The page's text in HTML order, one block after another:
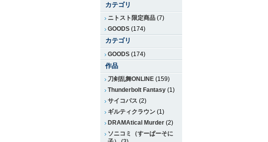
カテゴリ
ニトスト限定商品 (7)
GOODS (174)
カテゴリ
GOODS (174)
作品
刀剣乱舞ONLINE (159)
Thunderbolt Fantasy (1)
サイコパス (2)
ギルティクラウン (1)
DRAMAtical Murder (2)
ソニコミ（すーぱーそに